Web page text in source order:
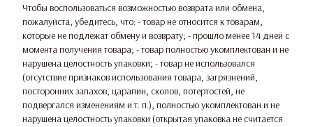
Чтобы воспользоваться возможностью возврата или обмена,
пожалуйста, убедитесь, что: - товар не относится к товарам,
которые не подлежат обмену и возврату; - прошло менее 14 дней с
момента получения товара; - товар полностью укомплектован и не
нарушена целостность упаковки; - товар не использовался
(отсутствие признаков использования товара, загрязнений,
посторонних запахов, царапин, сколов, потертостей, не
подвергался изменениям и т. п.), полностью укомплектован и не
нарушена целостность упаковки (открытая упаковка не считается